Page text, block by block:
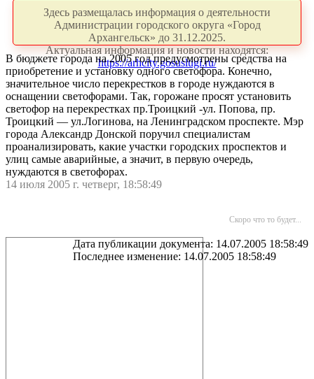
Здесь размещалась информация о деятельности
Администрации городского округа «Город
Архангельск» до 31.12.2025.
Актуальная информация и новости находятся:
https://arhcity.gosuslugi.ru/
В бюджете города на 2005 год предусмотрены средства на
приобретение и установку одного светофора. Конечно,
значительное число перекрестков в городе нуждаются в
оснащении светофорами. Так, горожане просят установить
светофор на перекрестках пр.Троицкий -ул. Попова, пр.
Троицкий — ул.Логинова, на Ленинградском проспекте. Мэр
города Александр Донской поручил специалистам
проанализировать, какие участки городских проспектов и
улиц самые аварийные, а значит, в первую очередь,
нуждаются в светофорах.
14 июля 2005 г. четверг, 18:58:49
Скоро что то будет...
Дата публикации документа: 14.07.2005 18:58:49
Последнее изменение: 14.07.2005 18:58:49